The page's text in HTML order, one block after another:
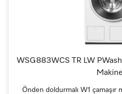
WSG883WCS TR LW
Önden doldurmalı W1